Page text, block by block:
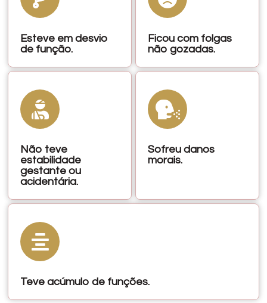
Esteve em desvio
de função.
Ficou com folgas
não gozadas.
Não teve
estabilidade
gestante ou
acidentária.
Sofreu danos
morais.
Teve acúmulo de funções.